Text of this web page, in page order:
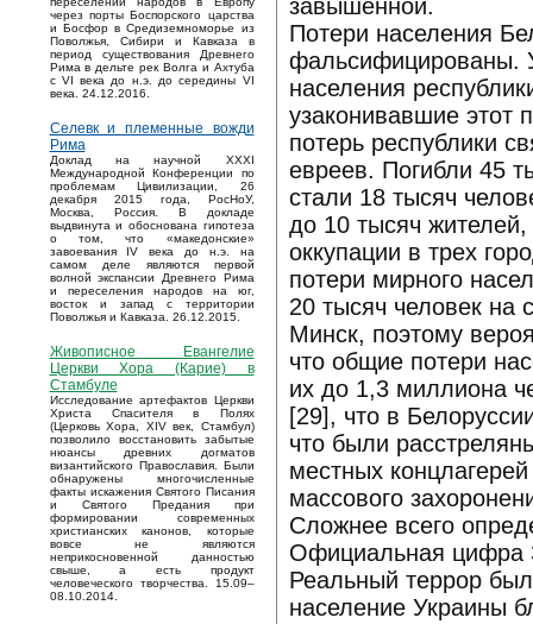
через порты Боспорского царства
и Босфор в Средиземноморье из
Поволжья, Сибири и Кавказа в
период существования Древнего
Рима в дельте рек Волга и Ахтуба
с VI века до н.э. до середины VI
века. 24.12.2016.
Селевк и племенные вожди
Рима
Доклад на научной XXXI
Международной Конференции по
проблемам Цивилизации, 26
декабря 2015 года, РосНоУ,
Москва, Россия. В докладе
выдвинута и обоснована гипотеза
о том, что «македонские»
завоевания IV века до н.э. на
самом деле являются первой
волной экспансии Древнего Рима
и переселения народов на юг,
восток и запад с территории
Поволжья и Кавказа. 26.12.2015.
Живописное Евангелие
Церкви Хора (Карие) в
Стамбуле
Исследование артефактов Церкви
Христа Спасителя в Полях
(Церковь Хора, XIV век, Стамбул)
позволило восстановить забытые
нюансы древних догматов
византийского Православия. Были
обнаружены многочисленные
факты искажения Святого Писания
и Святого Предания при
формировании современных
христианских канонов, которые
вовсе не являются
неприкосновенной данностью
свыше, а есть продукт
человеческого творчества. 15.09–
08.10.2014.
завышенной.
Потери населения
фальсифицированы.
населения
узаконивавшие этот
потерь республики
евреев. Погибли 45
стали 18 тысяч
до 10 тысяч
оккупации в трех
потери мирного
20 тысяч человек на
Минск, поэтому
что общие потери
их до 1,3 миллиона
[29], что в
что были
местных
массового
Сложнее всего
Официальная цифра
Реальный террор
население Украины